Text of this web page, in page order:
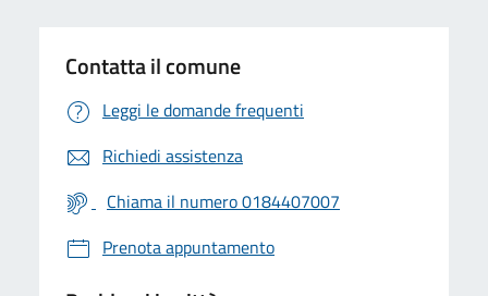
Contatta il comune
Leggi le domande frequenti
Richiedi assistenza
Chiama il numero 0184407007
Prenota appuntamento